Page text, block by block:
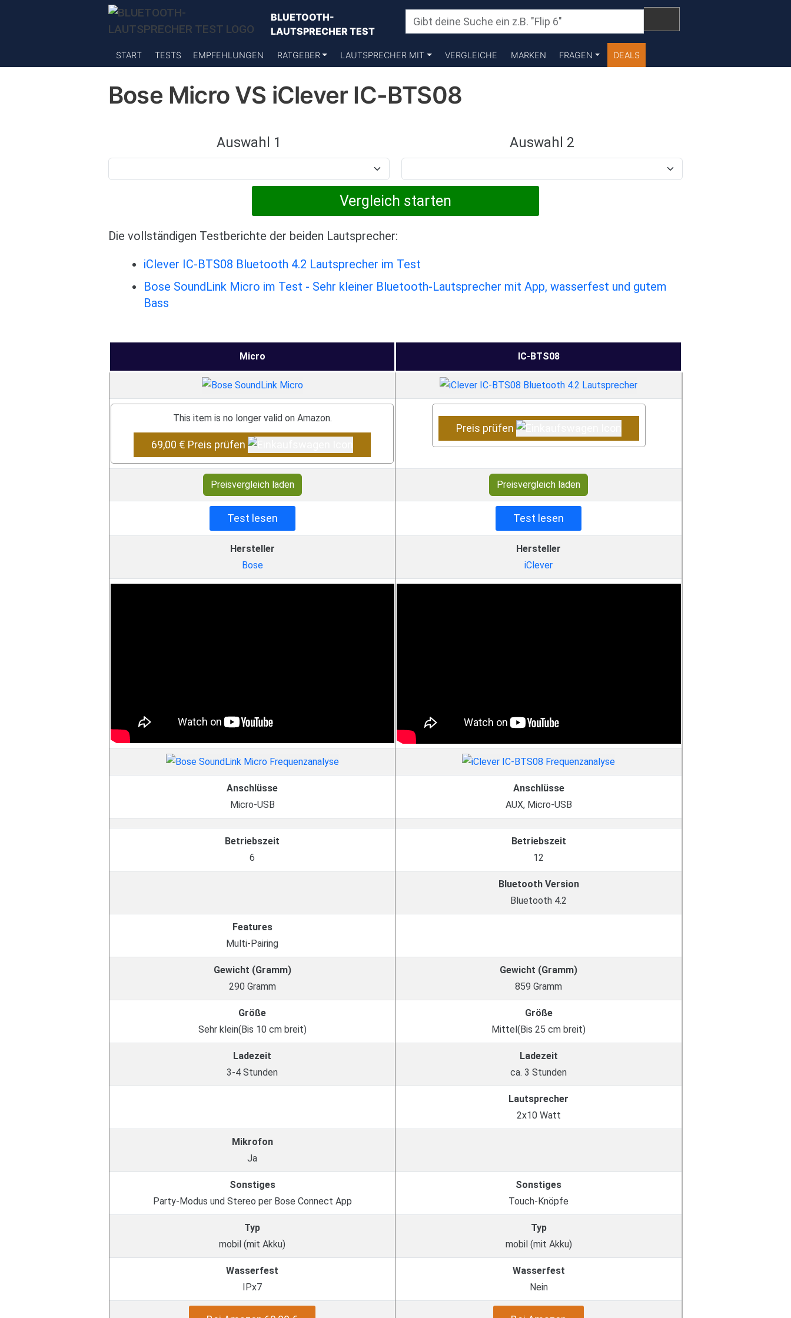
BLUETOOTH-
LAUTSPRECHER TEST
START TESTS EMPFEHLUNGEN RATGEBER LAUTSPRECHER MIT VERGLEICHE MARKEN FRAGEN DEALS
Bose Micro VS iClever IC-BTS08
Auswahl 1 Auswahl 2
Die vollständigen Testberichte der beiden Lautsprecher:
iClever IC-BTS08 Bluetooth 4.2 Lautsprecher im Test
Bose SoundLink Micro im Test - Sehr kleiner Bluetooth-Lautsprecher mit App, wasserfest und gutem
Bass
Micro IC-BTS08
This item is no longer valid on Amazon.
69,00 € Preis prüfen
Preis prüfen
Preisvergleich laden Preisvergleich laden
Test lesen Test lesen
Hersteller
Bose
Hersteller
iClever
Anschlüsse
Micro-USB
Anschlüsse
AUX, Micro-USB
Betriebszeit
6
Betriebszeit
12
Bluetooth Version
Bluetooth 4.2
Features
Multi-Pairing
Gewicht (Gramm)
290 Gramm
Gewicht (Gramm)
859 Gramm
Größe
Sehr klein(Bis 10 cm breit)
Größe
Mittel(Bis 25 cm breit)
Ladezeit
3-4 Stunden
Ladezeit
ca. 3 Stunden
Lautsprecher
2x10 Watt
Mikrofon
Ja
Sonstiges
Party-Modus und Stereo per Bose Connect App
Sonstiges
Touch-Knöpfe
Typ
mobil (mit Akku)
Typ
mobil (mit Akku)
Wasserfest
IPx7
Wasserfest
Nein